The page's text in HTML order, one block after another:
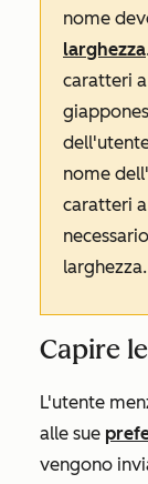
nome
larghezza
caratteri
nome
caratteri
larghezza.
Capire
L'utente
alle sue
vengono